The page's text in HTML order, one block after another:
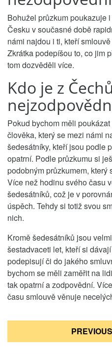
Bohužel průzkum poukazuje
Česku v současné době
námi najdou i ti, kteří
Zkrátka podepíšou to, co jim
tom dozvěděli více.
Kdo je z Čechů
Pokud bychom měli
člověka, který se mezi námi
šedesátníky, kteří jsou podle
opatrní. Podle průzkumu si
podobným průzkumem, který
Více než hodinu svého času
šedesátníků, což je v
úspěch. Tehdy si totiž svou
nich.
Kromě šedesátníků jsou
šestadvaceti let, kteří si
podepisují či do jakého
bychom se měli zaměřit na
tak opatrní a zodpovědní.
času smlouvě věnuje
Navigace
příspěvek